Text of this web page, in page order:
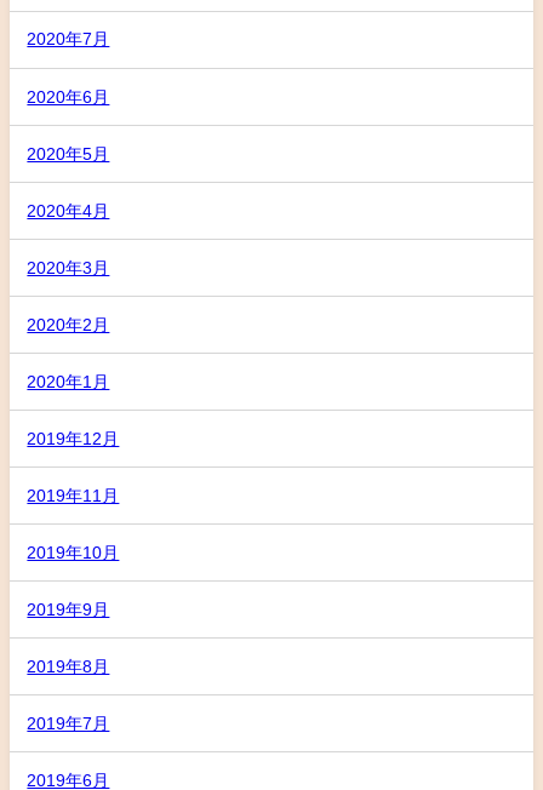
2020年7月
2020年6月
2020年5月
2020年4月
2020年3月
2020年2月
2020年1月
2019年12月
2019年11月
2019年10月
2019年9月
2019年8月
2019年7月
2019年6月